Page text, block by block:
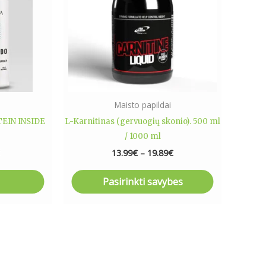
INSIDE
Maisto papildai
L-Karnitinas (gervuogių skonio). 500 ml
/ 1000 ml
13.99€ – 19.89€
Pasirinkti savybes
variants.
The
options
may
be
chosen
the
product
page